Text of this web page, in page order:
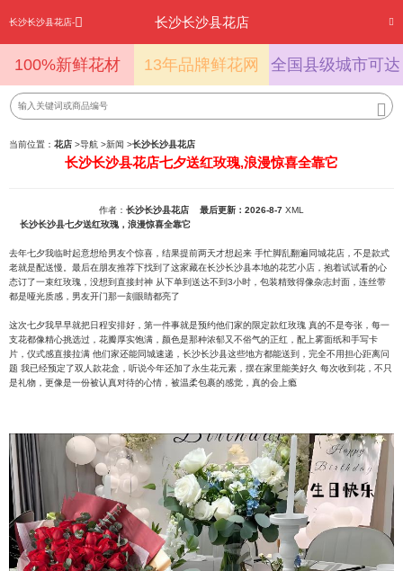
长沙长沙县花店- 长沙长沙县花店
100%新鲜花材 13年品牌鲜花网 全国县级城市可达
当前位置： 花店 >导航 >新闻 >长沙长沙县花店
长沙长沙县花店七夕送红玫瑰,浪漫惊喜全靠它
作者： 长沙长沙县花店 最后更新：2026-8-7 XML
长沙长沙县七夕送红玫瑰，浪漫惊喜全靠它
去年七夕我临时起意想给男友个惊喜，结果提前两天才想起来 手忙脚乱翻遍同城花店，不是款式
老就是配送慢。最后在朋友推荐下找到了这家藏在长沙长沙县本地的花艺小店，抱着试试看的心
态订了一束红玫瑰，没想到直接封神 从下单到送达不到3小时，包装精致得像杂志封面，连丝带
都是哑光质感，男友开门那一刻眼睛都亮了
这次七夕我早早就把日程安排好，第一件事就是预约他们家的限定款红玫瑰 真的不是夸张，每一
支花都像精心挑选过，花瓣厚实饱满，颜色是那种浓郁又不俗气的正红，配上雾面纸和手写卡
片，仪式感直接拉满 他们家还能同城速递，长沙长沙县这些地方都能送到，完全不用担心距离问
题 我已经预定了双人款花盒，听说今年还加了永生花元素，摆在家里能美好久 每次收到花，不只
是礼物，更像是一份被认真对待的心情，被温柔包裹的感觉，真的会上瘾